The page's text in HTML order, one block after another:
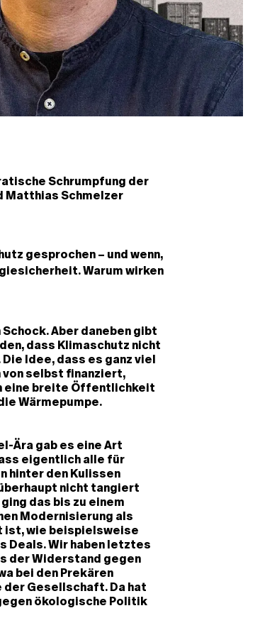
Schrumpfung der
Matthias Schmelzer
gesprochen – und wenn,
Warum wirken
Aber daneben gibt
dass Klimaschutz nicht
Idee, dass es ganz viel
von selbst finanziert,
eine breite Öffentlichkeit
Wärmepumpe.
Ära gab es eine Art
eigentlich alle für
hinter den Kulissen
nicht tangiert
das bis zu einem
Modernisierung als
ist, wie beispielsweise
Deals. Wir haben letztes
der Widerstand gegen
bei den Prekären
der Gesellschaft. Da hat
ökologische Politik